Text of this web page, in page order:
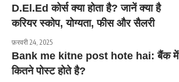
D.El.Ed कोर्स क्या होता है? जानें क्या है
करियर स्कोप, योग्यता, फीस और सैलरी
फ़रवरी 24, 2025
Bank me kitne post hote hai: बैंक में
कितने पोस्ट होते है?